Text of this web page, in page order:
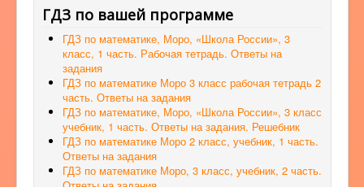
ГДЗ по вашей программе
ГДЗ по математике, Моро, «Школа России», 3
класс, 1 часть. Рабочая тетрадь. Ответы на
задания
ГДЗ по математике Моро 3 класс рабочая тетрадь 2
часть. Ответы на задания
ГДЗ по математике, Моро, «Школа России», 3 класс
учебник, 1 часть. Ответы на задания. Решебник
ГДЗ по математике Моро 2 класс, учебник, 1 часть.
Ответы на задания
ГДЗ по математике Моро, 3 класс, учебник, 2 часть.